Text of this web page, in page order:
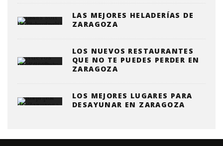
LAS MEJORES HELADERÍAS DE
ZARAGOZA
LOS NUEVOS RESTAURANTES
QUE NO TE PUEDES PERDER EN
ZARAGOZA
LOS MEJORES LUGARES PARA
DESAYUNAR EN ZARAGOZA